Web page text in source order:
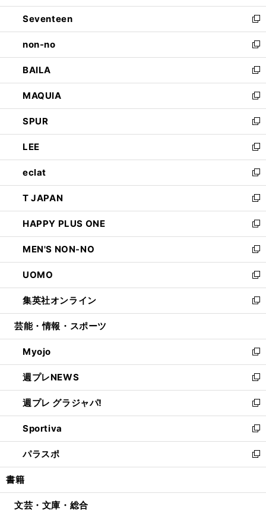
開
く
ウ
で
開
く
ン
ド
ウ
で
開
く
Seventeen
新
し
い
ウ
ィ
ン
ド
ウ
で
開
く
non-no
新
し
い
ウ
ィ
ン
ド
ウ
で
開
く
BAILA
新
し
い
ウ
ィ
ン
ド
ウ
で
開
く
MAQUIA
新
し
い
ウ
ィ
ン
ド
ウ
で
開
く
SPUR
新
し
い
ウ
ィ
ン
ド
ウ
で
開
く
LEE
新
し
い
ウ
ィ
ン
ド
ウ
で
開
く
eclat
新
し
い
ウ
ィ
ン
ド
ウ
で
開
く
T JAPAN
新
し
い
ウ
ィ
ン
ド
ウ
で
開
HAPPY PLUS ONE
新
し
い
ウ
ィ
ン
ド
ウ
開
く
MEN'S NON-NO
新
し
い
ウ
ィ
ン
ウ
で
開
く
UOMO
新
し
い
ウ
ン
ド
ウ
で
開
く
集英社オンライン
新
し
ウ
ィ
ン
ド
ウ
で
開
く
芸能・情報・スポーツ
Myojo
新
し
い
ウ
ィ
ン
ド
ウ
で
開
週プレNEWS
新
し
い
ウ
ィ
ン
ド
ウ
開
週プレ グラジャパ!
新
し
い
ウ
ィ
ン
ウ
Sportiva
新
し
い
ウ
ン
パラスポ
新
し
ウ
書籍
文芸・文庫・総合